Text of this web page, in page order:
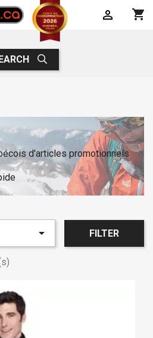
shopping_cart

d'articles promotionnels
 FILTER